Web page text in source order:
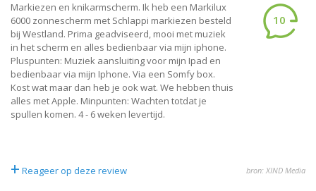
Markiezen en knikarmscherm. Ik heb een Markilux
6000 zonnescherm met Schlappi markiezen besteld
bij Westland. Prima geadviseerd, mooi met muziek
in het scherm en alles bedienbaar via mijn iphone.
Pluspunten: Muziek aansluiting voor mijn Ipad en
bedienbaar via mijn Iphone. Via een Somfy box.
Kost wat maar dan heb je ook wat. We hebben thuis
alles met Apple. Minpunten: Wachten totdat je
spullen komen. 4 - 6 weken levertijd.
10
+ Reageer op deze review bron: XIND Media